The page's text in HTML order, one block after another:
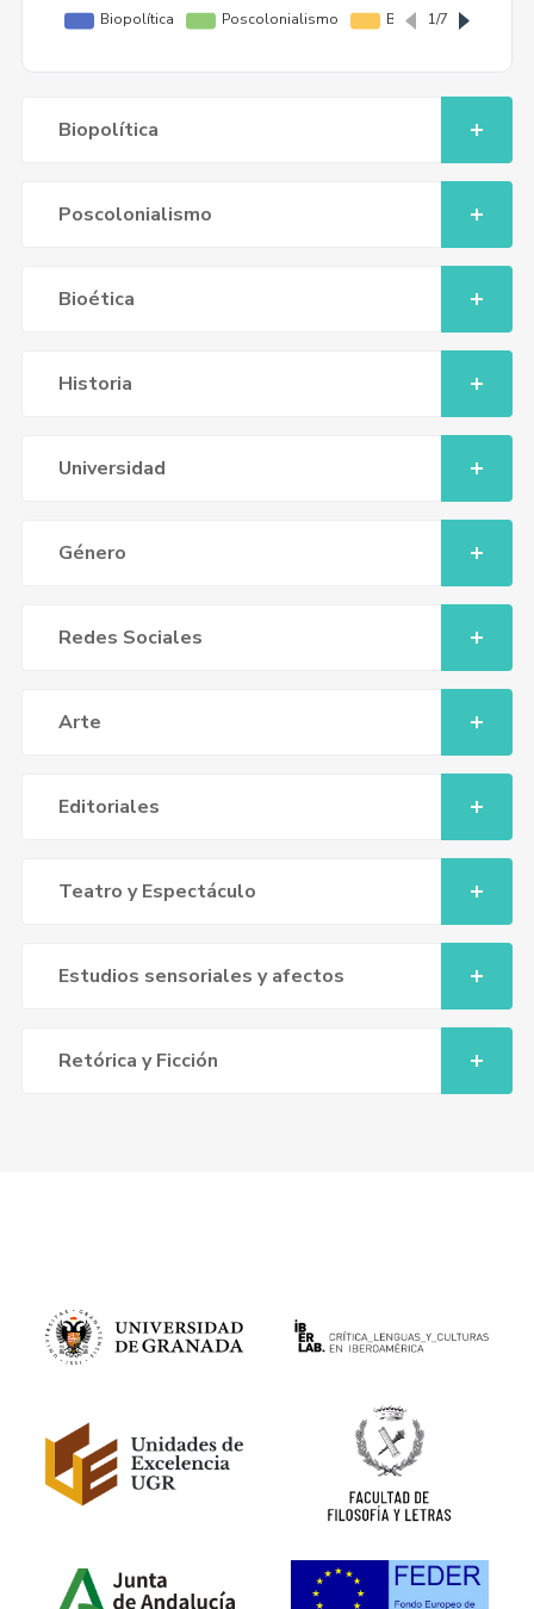
Biopolítica
Poscolonialismo
Bioética
Historia
Universidad
Género
Redes Sociales
Arte
Editoriales
Teatro y Espectáculo
Estudios sensoriales y afectos
Retórica y Ficción